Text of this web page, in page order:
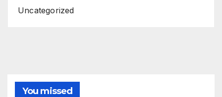
Uncategorized
You missed